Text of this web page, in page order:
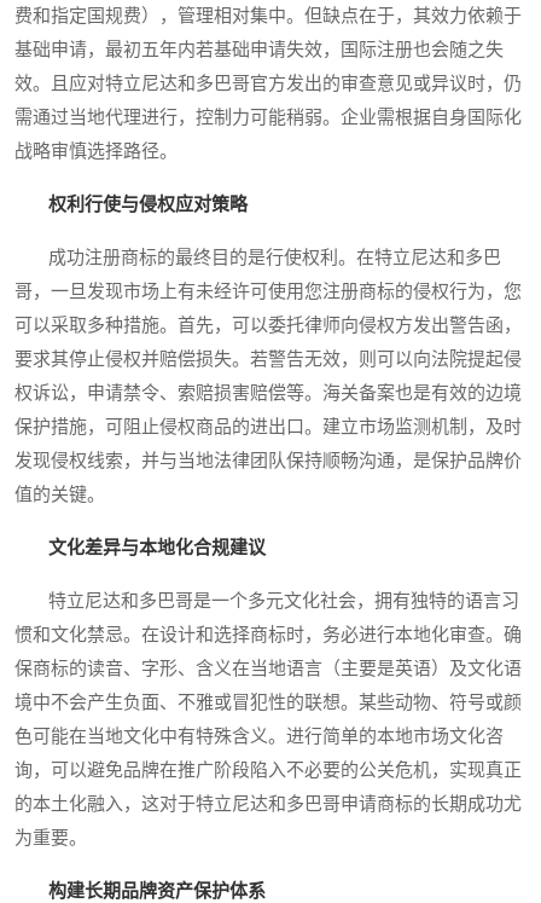
费和指定国规费），管理相对集中。但缺点在于，其效力依赖于
基础申请，最初五年内若基础申请失效，国际注册也会随之失
效。且应对特立尼达和多巴哥官方发出的审查意见或异议时，仍
需通过当地代理进行，控制力可能稍弱。企业需根据自身国际化
战略审慎选择路径。
权利行使与侵权应对策略
成功注册商标的最终目的是行使权利。在特立尼达和多巴
哥，一旦发现市场上有未经许可使用您注册商标的侵权行为，您
可以采取多种措施。首先，可以委托律师向侵权方发出警告函，
要求其停止侵权并赔偿损失。若警告无效，则可以向法院提起侵
权诉讼，申请禁令、索赔损害赔偿等。海关备案也是有效的边境
保护措施，可阻止侵权商品的进出口。建立市场监测机制，及时
发现侵权线索，并与当地法律团队保持顺畅沟通，是保护品牌价
值的关键。
文化差异与本地化合规建议
特立尼达和多巴哥是一个多元文化社会，拥有独特的语言习
惯和文化禁忌。在设计和选择商标时，务必进行本地化审查。确
保商标的读音、字形、含义在当地语言（主要是英语）及文化语
境中不会产生负面、不雅或冒犯性的联想。某些动物、符号或颜
色可能在当地文化中有特殊含义。进行简单的本地市场文化咨
询，可以避免品牌在推广阶段陷入不必要的公关危机，实现真正
的本土化融入，这对于特立尼达和多巴哥申请商标的长期成功尤
为重要。
构建长期品牌资产保护体系